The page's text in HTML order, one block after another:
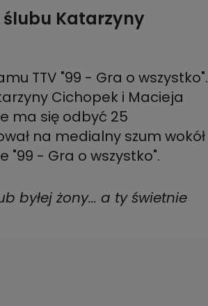
ślubu Katarzyny
TTV "99 - Gra o wszystko".
Cichopek i Macieja
ma się odbyć 25
na medialny szum wokół
"99 - Gra o wszystko".
byłej żony... a ty świetnie